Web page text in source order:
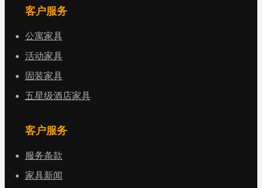
客户服务
公寓家具
活动家具
固装家具
五星级酒店家具
客户服务
服务条款
家具新闻